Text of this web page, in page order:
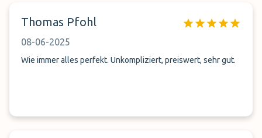
22 Minten Wartezeit übergeben worden. Gerne wieder.
Thomas Pfohl
08-06-2025
Wie immer alles perfekt. Unkompliziert, preiswert, sehr gut.